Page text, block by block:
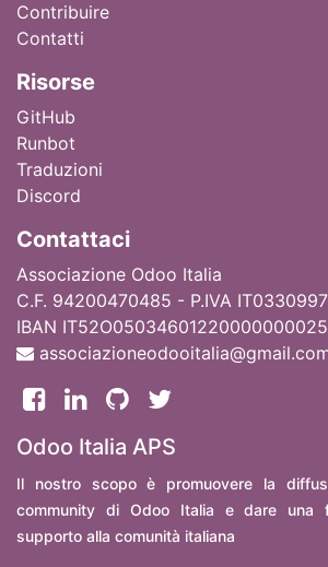
Contribuire
Contatti
Risorse
GitHub
Runbot
Traduzioni
Discord
Contattaci
Associazione Odoo Italia
C.F. 94200470485 - P.IVA
IBAN
Odoo Italia APS
Il nostro scopo è promuovere la
community di Odoo Italia e dare una
supporto alla comunità italiana